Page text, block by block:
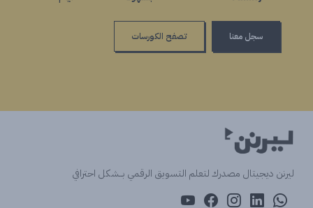
سجل معنا تصفح الكورسات
ليرنن ديجيتال مصدرك لتعلم التسويق الرقمي بــشكل احترافي